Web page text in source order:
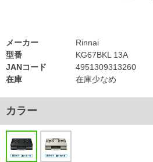
型番
KG67BKL 13A
JANコード
4951309313260
在庫
在庫少なめ
メーカー Rinnai
カラー